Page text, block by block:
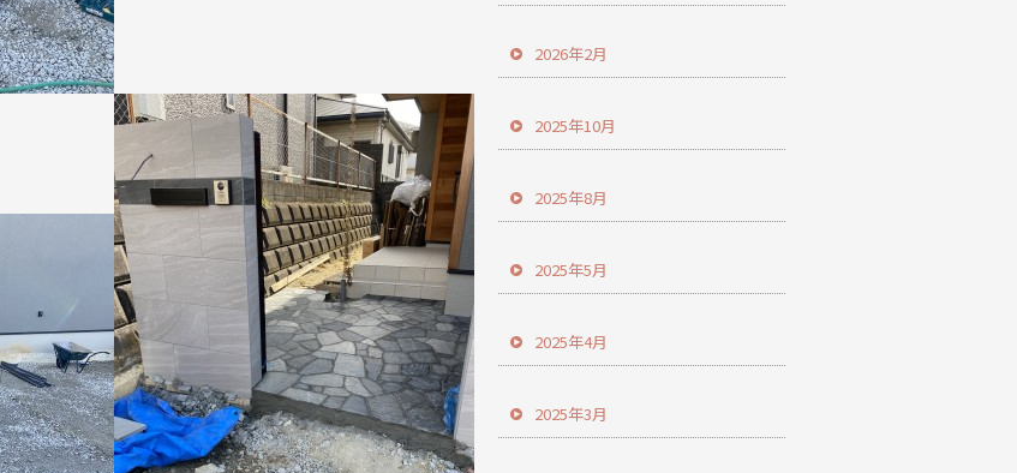
2026年2月
2025年10月
2025年8月
2025年5月
2025年4月
2025年3月